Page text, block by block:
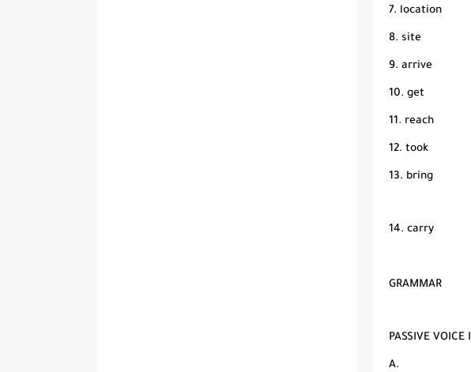
7. location
8. site
9. arrive
10. get
11. reach
12. took
13. bring
14. carry
GRAMMAR
PASSIVE VOICE I
A.